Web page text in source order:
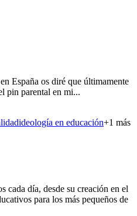
España os diré que últimamente
pin parental en mi...
ideología en educación+1 más
cada día, desde su creación en el
para los más pequeños de